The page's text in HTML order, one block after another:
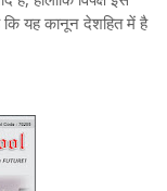
कि यह कानून देशहित में है